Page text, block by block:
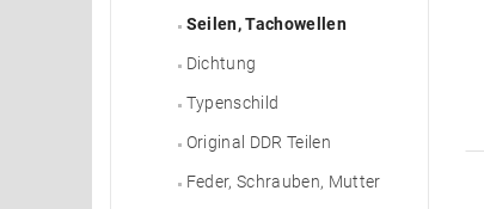
Seilen, Tachowellen
Dichtung
Typenschild
Original DDR Teilen
Feder, Schrauben, Mutter